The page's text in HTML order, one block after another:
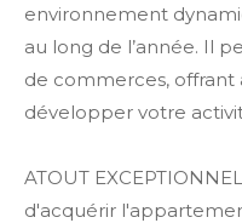
environnement
au long de l’année. Il
de commerces,
développer votre
ATOUT
d'acquérir